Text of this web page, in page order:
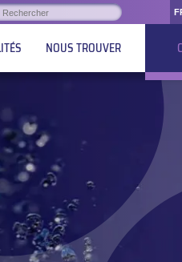
Rechercher :
NOUS TROUVER